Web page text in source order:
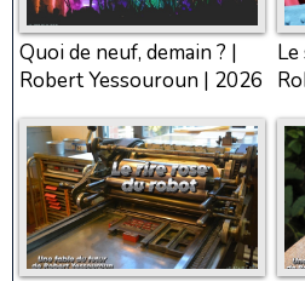
Quoi de neuf, demain ? |
Robert Yessouroun | 2026